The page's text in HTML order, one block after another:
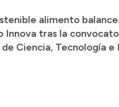
alimento
Innova tras la
Ciencia, Tecnología e